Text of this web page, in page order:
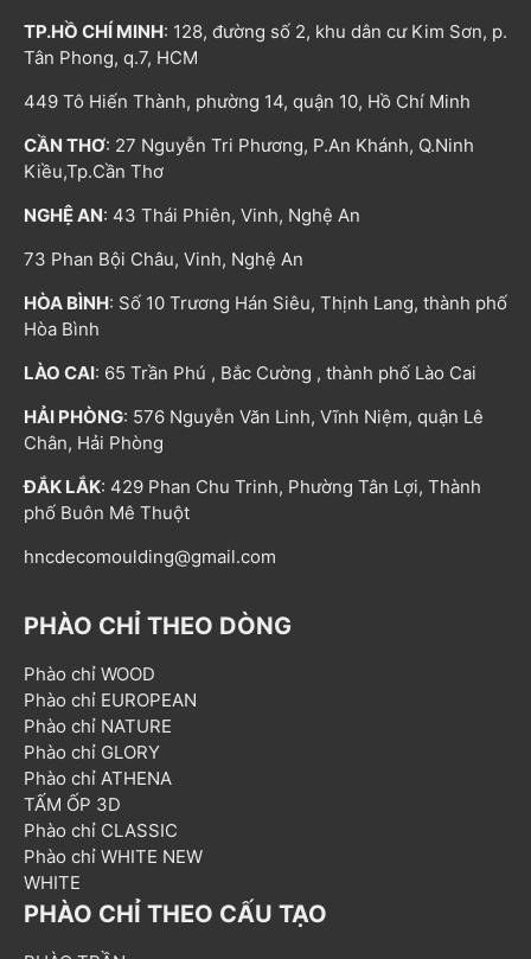
TP.HỒ CHÍ MINH: 128, đường số 2, khu dân cư Kim Sơn, p.
Tân Phong, q.7, HCM
449 Tô Hiến Thành, phường 14, quận 10, Hồ Chí Minh
CẦN THƠ: 27 Nguyễn Tri Phương, P.An Khánh, Q.Ninh
Kiều,Tp.Cần Thơ
NGHỆ AN: 43 Thái Phiên, Vinh, Nghệ An
73 Phan Bội Châu, Vinh, Nghệ An
HÒA BÌNH: Số 10 Trương Hán Siêu, Thịnh Lang, thành phố
Hòa Bình
LÀO CAI: 65 Trần Phú , Bắc Cường , thành phố Lào Cai
HẢI PHÒNG: 576 Nguyễn Văn Linh, Vĩnh Niệm, quận Lê
Chân, Hải Phòng
ĐẮK LẮK: 429 Phan Chu Trinh, Phường Tân Lợi, Thành
phố Buôn Mê Thuột
hncdecomoulding@gmail.com
PHÀO CHỈ THEO DÒNG
Phào chỉ WOOD
Phào chỉ EUROPEAN
Phào chỉ NATURE
Phào chỉ GLORY
Phào chỉ ATHENA
TẤM ỐP 3D
Phào chỉ CLASSIC
Phào chỉ WHITE NEW
WHITE
PHÀO CHỈ THEO CẤU TẠO